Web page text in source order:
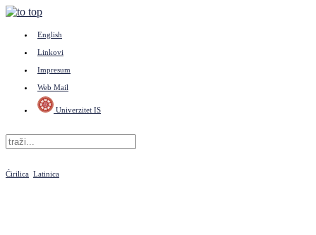
English
Linkovi
Impresum
Web Mail
Univerzitet IS
Ćirilica Latinica